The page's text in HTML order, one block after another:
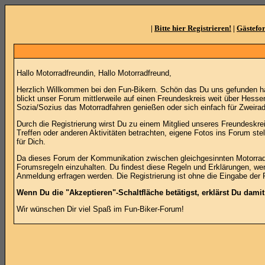
| Bitte hier Registrieren! |
Hallo Motorradfreundin, Hallo Motorradfreund,
Herzlich Willkommen bei den Fun-Bikern. Schön das Du uns gefunden
blickt unser Forum mittlerweile auf einen Freundeskreis weit über
Sozia/Sozius das Motorradfahren genießen oder sich einfach für
Durch die Registrierung wirst Du zu einem Mitglied unseres
Treffen oder anderen Aktivitäten betrachten, eigene Fotos ins Forum
für Dich.
Da dieses Forum der Kommunikation zwischen gleichgesinnten
Forumsregeln einzuhalten. Du findest diese Regeln und Erklärungen,
Anmeldung erfragen werden. Die Registrierung ist ohne die Eingabe
Wenn Du die "Akzeptieren"-Schaltfläche betätigst, erklärst Du
Wir wünschen Dir viel Spaß im Fun-Biker-Forum!